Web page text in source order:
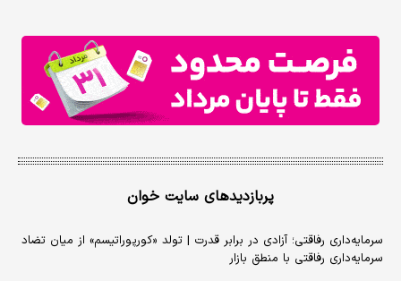
پربازدیدهای سایت خوان
سرمایه‌داری رفاقتی؛ آزادی در برابر قدرت | تولد «کورپوراتیسم» از میان تضاد
سرمایه‌داری رفاقتی با منطق بازار